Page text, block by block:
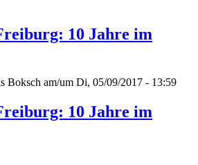
10 Jahre im
Boksch am/um Di, 05/09/2017 - 13:59
10 Jahre im